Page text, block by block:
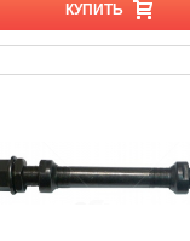
КУПИТЬ